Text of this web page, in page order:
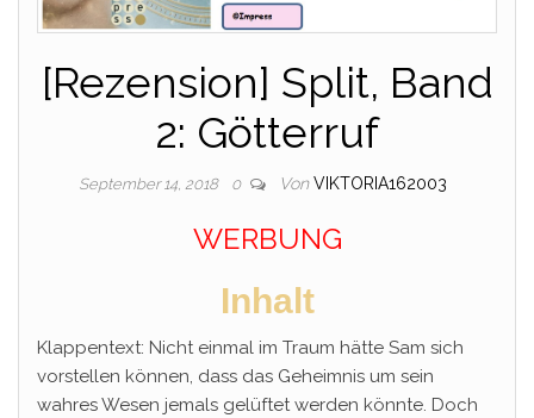
[Rezension] Split, Band
2: Götterruf
September 14, 2018 0 Von VIKTORIA162003
WERBUNG
Inhalt
Klappentext: Nicht einmal im Traum hätte Sam sich
vorstellen können, dass das Geheimnis um sein
wahres Wesen jemals gelüftet werden könnte. Doch